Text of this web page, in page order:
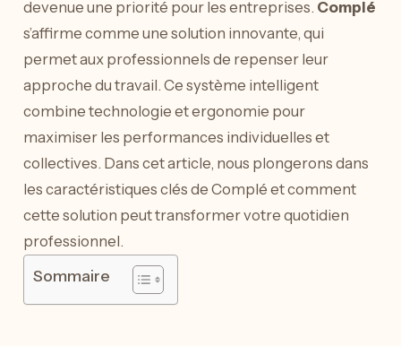
devenue une priorité pour les entreprises. Complé
s’affirme comme une solution innovante, qui
permet aux professionnels de repenser leur
approche du travail. Ce système intelligent
combine technologie et ergonomie pour
maximiser les performances individuelles et
collectives. Dans cet article, nous plongerons dans
les caractéristiques clés de Complé et comment
cette solution peut transformer votre quotidien
professionnel.
Sommaire